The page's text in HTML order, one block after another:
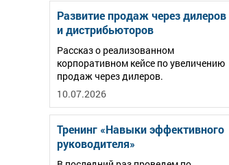
Развитие продаж через дилеров
и дистрибьюторов
Рассказ о реализованном
корпоративном кейсе по увеличению
продаж через дилеров.
10.07.2026
Тренинг «Навыки эффективного
руководителя»